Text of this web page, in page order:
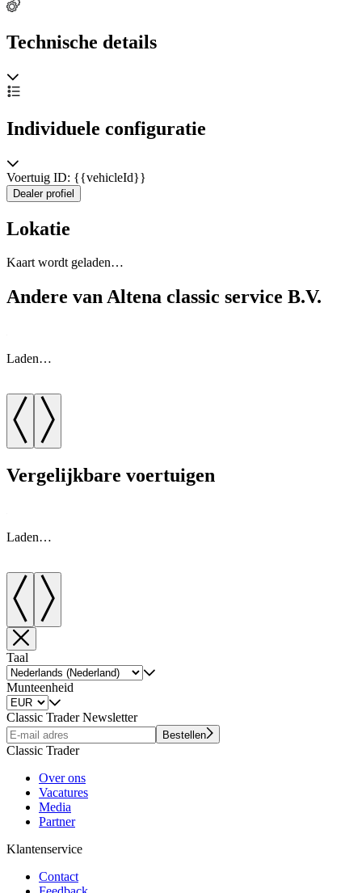
Technische details
Individuele configuratie
Voertuig ID: {{vehicleId}}
Dealer profiel
Lokatie
Kaart wordt geladen…
Andere van Altena classic service B.V.
Laden…
Vergelijkbare voertuigen
Laden…
Taal
Munteenheid
Classic Trader Newsletter
Bestellen
Classic Trader
Over ons
Vacatures
Media
Partner
Klantenservice
Contact